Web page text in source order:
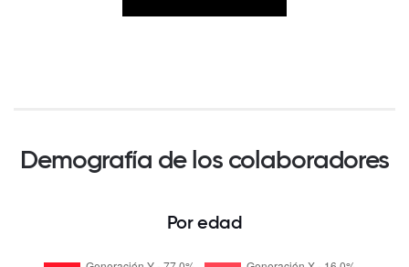
Demografía de los colaboradores
Por edad